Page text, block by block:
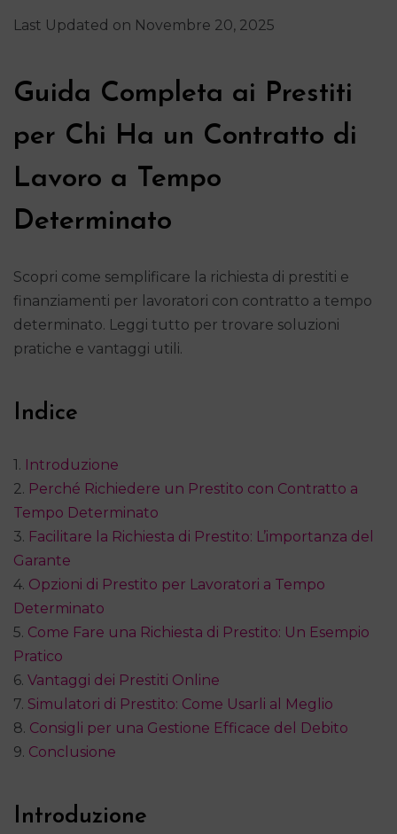
Last Updated on Novembre 20, 2025
Guida Completa ai Prestiti
per Chi Ha un Contratto di
Lavoro a Tempo
Determinato
Scopri come semplificare la richiesta di prestiti e
finanziamenti per lavoratori con contratto a tempo
determinato. Leggi tutto per trovare soluzioni
pratiche e vantaggi utili.
Indice
1. Introduzione
2. Perché Richiedere un Prestito con Contratto a
Tempo Determinato
3. Facilitare la Richiesta di Prestito: L’importanza del
Garante
4. Opzioni di Prestito per Lavoratori a Tempo
Determinato
5. Come Fare una Richiesta di Prestito: Un Esempio
Pratico
6. Vantaggi dei Prestiti Online
7. Simulatori di Prestito: Come Usarli al Meglio
8. Consigli per una Gestione Efficace del Debito
9. Conclusione
Introduzione